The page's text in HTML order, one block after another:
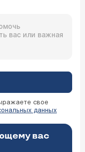
свое
данных
вас